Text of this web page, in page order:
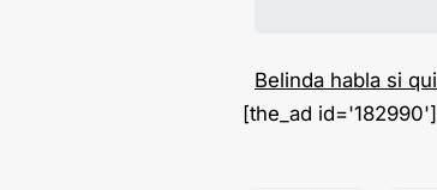
Belinda habla si
[the_ad id='182990']